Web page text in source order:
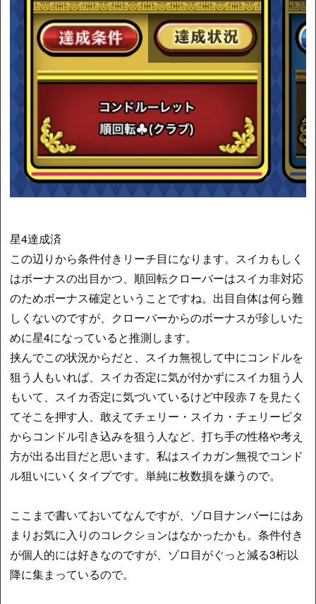
星4達成済
この辺りから条件付きリーチ目になります。スイカもしく
はボーナスの出目かつ、順回転クローバーはスイカ非対応
のためボーナス確定ということですね。出目自体は何ら難
しくないのですが、クローバーからのボーナスが珍しいた
めに星4になっていると推測します。
挟んでこの状況からだと、スイカ無視して中にコンドルを
狙う人もいれば、スイカ否定に気が付かずにスイカ狙う人
もいて、スイカ否定に気づいているけど中段赤７を見たく
てそこを押す人、敢えてチェリー・スイカ・チェリービタ
からコンドル引き込みを狙う人など、打ち手の性格や考え
方が出る出目だと思います。私はスイカガン無視でコンド
ル狙いにいくタイプです。単純に枚数損を嫌うので。
ここまで書いておいてなんですが、ゾロ目ナンバーにはあ
まりお気に入りのコレクションはなかったかも。条件付き
が個人的には好きなのですが、ゾロ目がぐっと減る3桁以
降に集まっているので。